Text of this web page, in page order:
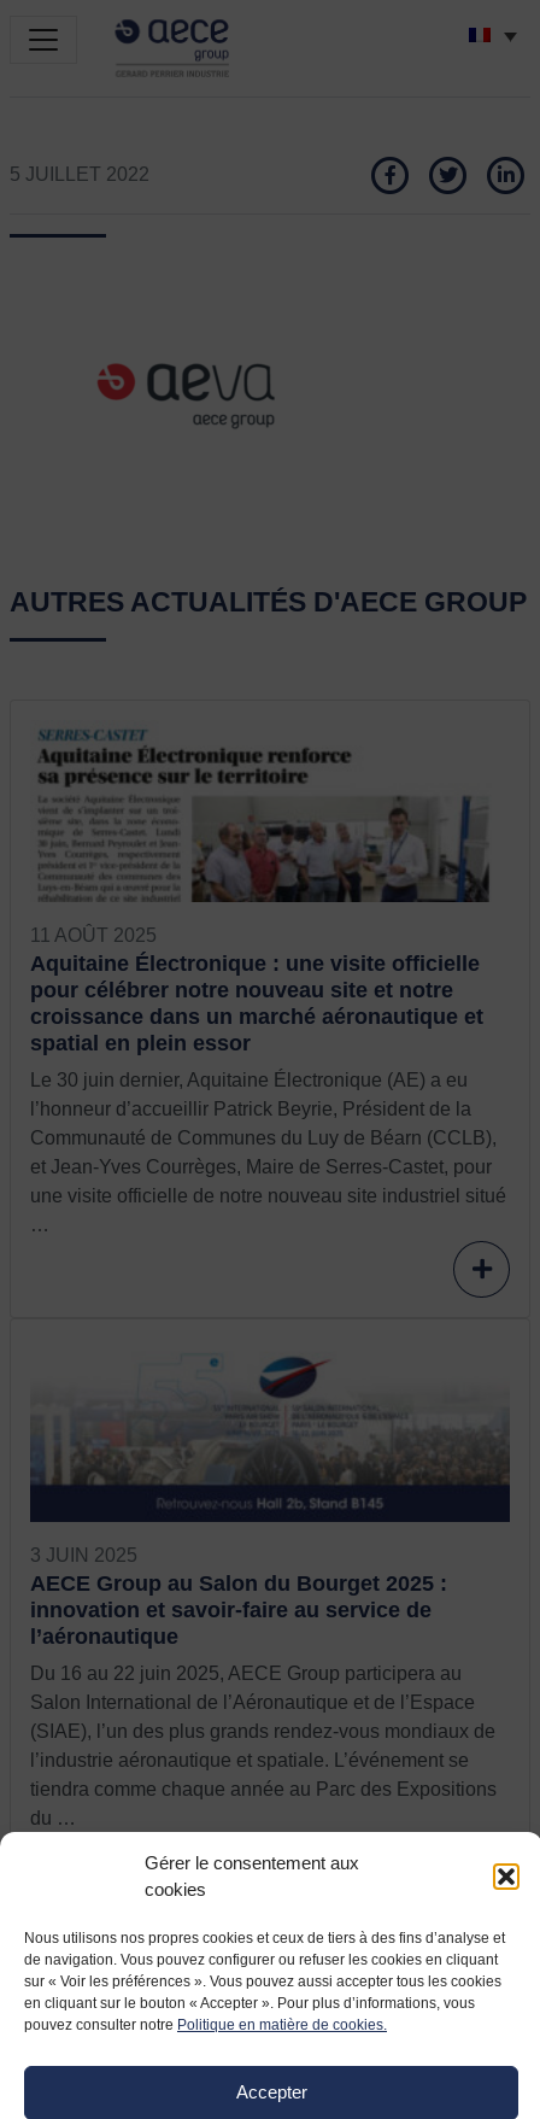
Gérer le consentement aux
cookies
Nous utilisons nos propres cookies et ceux de tiers à des fins d’analyse et
de navigation. Vous pouvez configurer ou refuser les cookies en cliquant
sur « Voir les préférences ». Vous pouvez aussi accepter tous les cookies
en cliquant sur le bouton « Accepter ». Pour plus d’informations, vous
pouvez consulter notre Politique en matière de cookies.
Accepter
5 JUILLET 2022
AUTRES ACTUALITÉS D'AECE GROUP
11 AOÛT 2025
Aquitaine Électronique : une visite officielle
pour célébrer notre nouveau site et notre
croissance dans un marché aéronautique et
spatial en plein essor
Le 30 juin dernier, Aquitaine Électronique (AE) a eu
l’honneur d’accueillir Patrick Beyrie, Président de la
Communauté de Communes du Luy de Béarn (CCLB),
et Jean-Yves Courrèges, Maire de Serres-Castet, pour
une visite officielle de notre nouveau site industriel situé
…
3 JUIN 2025
AECE Group au Salon du Bourget 2025 :
innovation et savoir-faire au service de
l’aéronautique
Du 16 au 22 juin 2025, AECE Group participera au
Salon International de l’Aéronautique et de l’Espace
(SIAE), l’un des plus grands rendez-vous mondiaux de
l’industrie aéronautique et spatiale. L’événement se
tiendra comme chaque année au Parc des Expositions
du …